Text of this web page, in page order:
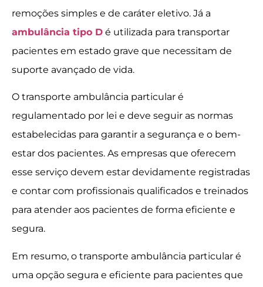
remoções simples e de caráter eletivo. Já a
ambulância tipo D é utilizada para transportar
pacientes em estado grave que necessitam de
suporte avançado de vida.
O transporte ambulância particular é
regulamentado por lei e deve seguir as normas
estabelecidas para garantir a segurança e o bem-
estar dos pacientes. As empresas que oferecem
esse serviço devem estar devidamente registradas
e contar com profissionais qualificados e treinados
para atender aos pacientes de forma eficiente e
segura.
Em resumo, o transporte ambulância particular é
uma opção segura e eficiente para pacientes que